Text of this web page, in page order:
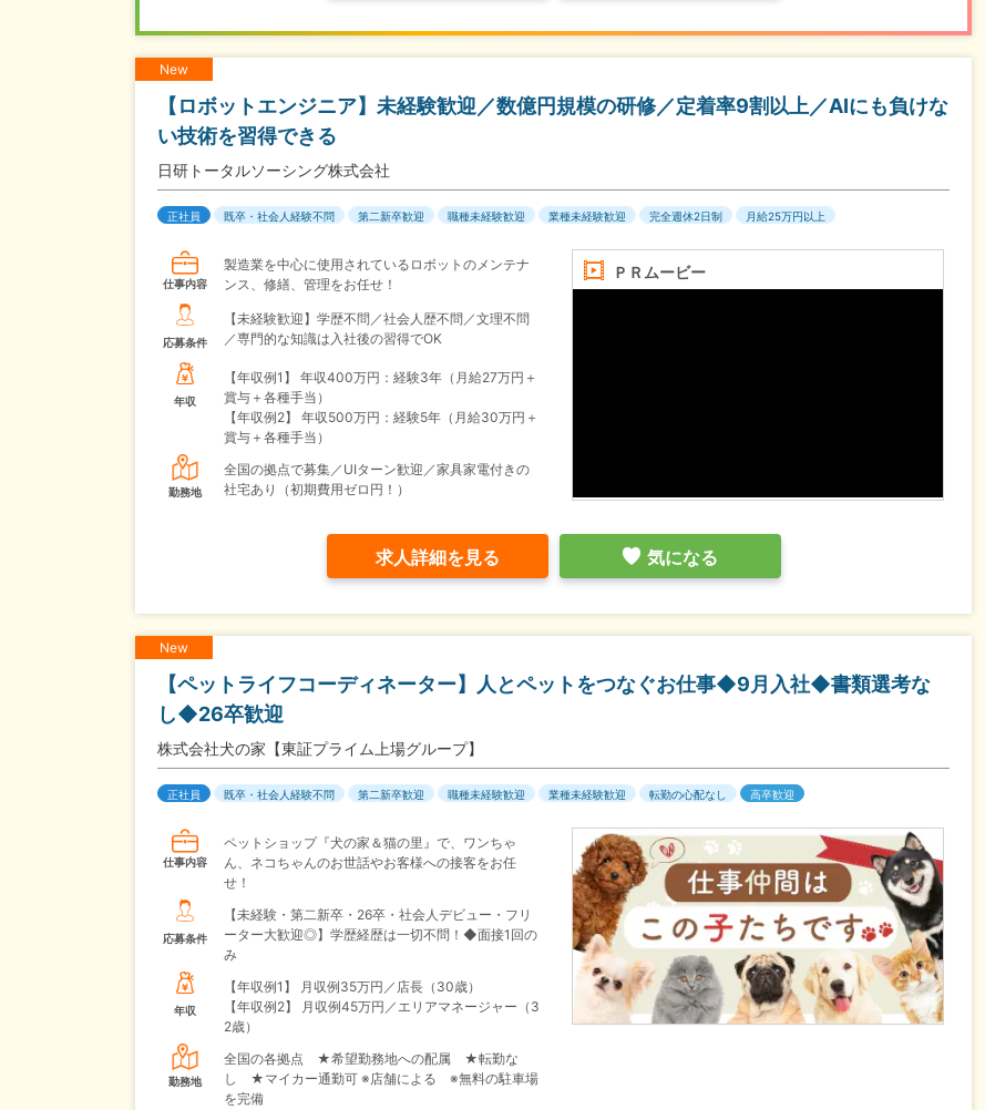
New
【ロボットエンジニア】未経験歓迎／数億円規模の研修／定着率9割以上／AIにも負けな
い技術を習得できる
日研トータルソーシング株式会社
正社員 既卒・社会人経験不問 第二新卒歓迎 職種未経験歓迎 業種未経験歓迎 完全週休2日制 月給25万円以上
ＰＲムービー
仕事内容
製造業を中心に使用されているロボットのメンテナ
ンス、修繕、管理をお任せ！
応募条件
【未経験歓迎】学歴不問／社会人歴不問／文理不問
／専門的な知識は入社後の習得でOK
年収
【年収例1】
年収400万円：経験3年（月給27万円＋
賞与＋各種手当）
【年収例2】
年収500万円：経験5年（月給30万円＋
賞与＋各種手当）
勤務地
全国の拠点で募集／UIターン歓迎／家具家電付きの
社宅あり（初期費用ゼロ円！）
求人詳細を見る 気になる
New
【ペットライフコーディネーター】人とペットをつなぐお仕事◆9月入社◆書類選考な
し◆26卒歓迎
株式会社犬の家【東証プライム上場グループ】
正社員 既卒・社会人経験不問 第二新卒歓迎 職種未経験歓迎 業種未経験歓迎 転勤の心配なし 高卒歓迎
仕事内容
ペットショップ『犬の家＆猫の里』で、ワンちゃ
ん、ネコちゃんのお世話やお客様への接客をお任
せ！
応募条件
【未経験・第二新卒・26卒・社会人デビュー・フリ
ーター大歓迎◎】学歴経歴は一切不問！◆面接1回の
み
年収
【年収例1】
月収例35万円／店長（30歳）
【年収例2】
月収例45万円／エリアマネージャー（3
2歳）
勤務地
全国の各拠点 ★希望勤務地への配属 ★転勤な
し ★マイカー通勤可 ※店舗による ※無料の駐車場
を完備